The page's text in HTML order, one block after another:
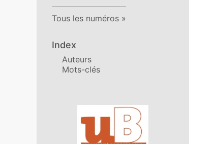
Tous les numéros
Index
Auteurs
Mots-clés
Affiliations/partenaires